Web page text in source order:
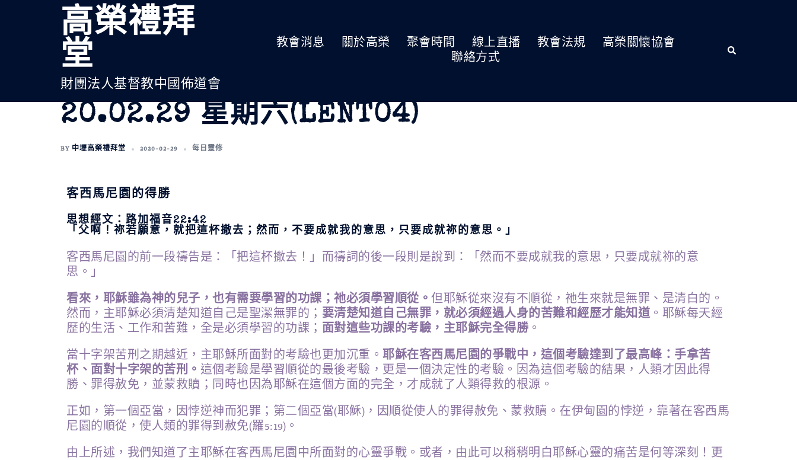
高榮禮拜
堂
財團法人基督教中國佈道會
教會消息 關於高榮 聚會時間 線上直播 教會法規
高榮關懷協會
聯絡方式
20.02.29 星期六(LENT04)
BY 中壢高榮禮拜堂 2020-02-29 每日靈修
客西馬尼園的得勝
思想經文：路加福音22:42
「父啊！祢若願意，就把這杯撤去；然而，不要成就我的意思，只要成就祢的意思。」
客西馬尼園的前一段禱告是：「把這杯撤去！」而禱詞的後一段則是說到：「然而不要成就我的意思，只要成就祢的意
思。」
看來，耶穌雖為神的兒子，也有需要學習的功課；祂必須學習順從。 但耶穌從來沒有不順從，祂生來就是無罪、是清白的。
然而，主耶穌必須清楚知道自己是聖潔無罪的； 要清楚知道自己無罪，就必須經過人身的苦難和經歷才能知道。耶穌每天經
歷的生活、工作和苦難，全是必須學習的功課；
面對這些功課的考驗，主耶穌完全得勝。
當十字架苦刑之期越近，主耶穌所面對的考驗也更加沉重。 耶穌在客西馬尼園的爭戰中，這個考驗達到了最高峰：手拿苦
杯、面對十字架的苦刑。 這個考驗是學習順從的最後考驗，更是一個決定性的考驗。因為這個考驗的結果，人類才因此得
勝、罪得赦免，並蒙救贖；同時也因為耶穌在這個方面的完全，才成就了人類得救的根源。
正如，第一個亞當，因悖逆神而犯罪；第二個亞當(耶穌)，因順從使人的罪得赦免、蒙救贖。在伊甸園的悖逆，靠著在客西馬
尼園的順從，使人類的罪得到赦免(羅5:19)。
由上所述，我們知道了主耶穌在客西馬尼園中所面對的心靈爭戰。或者，由此可以稍稍明白耶穌心靈的痛苦是何等深刻！更